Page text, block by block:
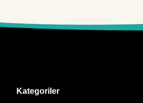
Kategoriler